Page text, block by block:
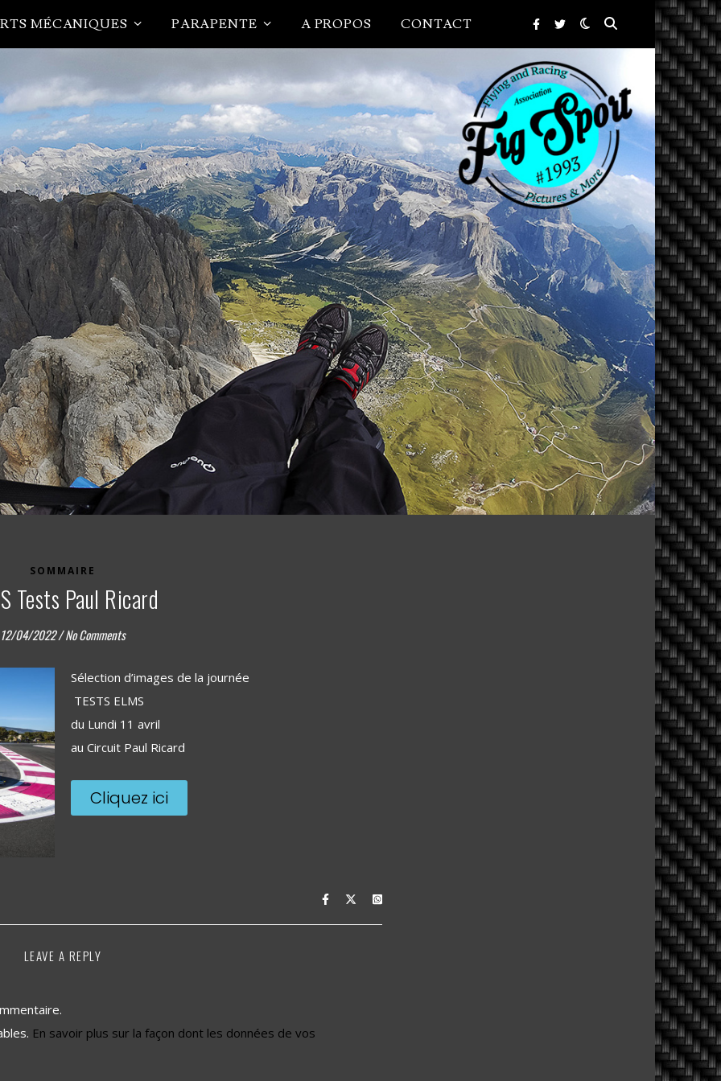
MÉCANIQUES PARAPENTE A PROPOS CONTACT
SOMMAIRE
Tests Paul Ricard
12/04/2022/No Comments
Sélection d’images de la journée
TESTS ELMS
du Lundi 11 avril
au Circuit Paul Ricard
Cliquez ici
LEAVE A REPLY
En savoir plus sur la façon dont les données de vos